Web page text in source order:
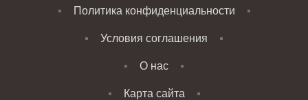
Политика конфиденциальности
Условия соглашения
О нас
Карта сайта